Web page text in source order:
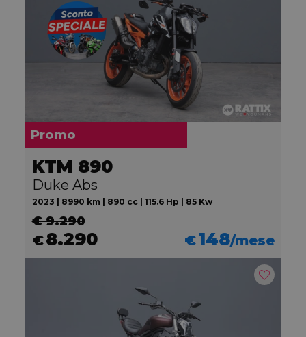
Promo
KTM 890
Duke Abs
2023 | 8990 km | 890 cc | 115.6 Hp | 85 Kw
€ 9.290
€8.290 €148/mese